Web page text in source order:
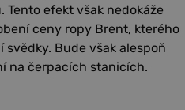
efekt však nedokáže
ceny ropy Brent, kterého
Bude však alespoň
na čerpacích stanicích.